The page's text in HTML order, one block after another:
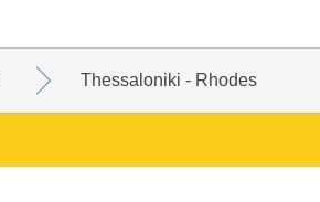
Thessaloniki - Rhodes